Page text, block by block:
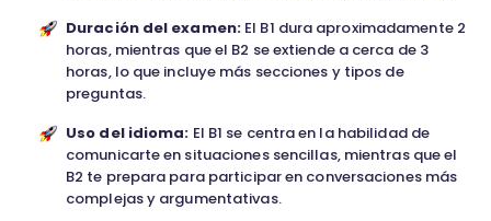
Duración del examen: El B1 dura aproximadamente 2
horas, mientras que el B2 se extiende a cerca de 3
horas, lo que incluye más secciones y tipos de
preguntas.
Uso del idioma: El B1 se centra en la habilidad de
comunicarte en situaciones sencillas, mientras que el
B2 te prepara para participar en conversaciones más
complejas y argumentativas.